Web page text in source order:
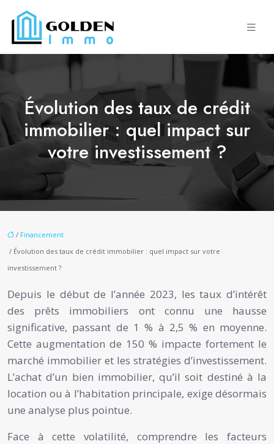
Évolution des taux de crédit
immobilier : quel impact sur
votre investissement ?
/ Financement
/ Évolution des taux de crédit immobilier : quel impact sur votre
investissement ?
Depuis le début de l’année 2023, les taux d’intérêt
des prêts immobiliers ont connu une hausse
significative, passant de 1 % à 2,5 % en moyenne.
Cette augmentation de 150 % impacte fortement le
marché immobilier et les stratégies d’investissement.
L’achat d’un bien immobilier, qu’il soit destiné à la
location ou à l’habitation principale, exige désormais
une analyse plus pointue.
Face à cette volatilité, comprendre les facteurs